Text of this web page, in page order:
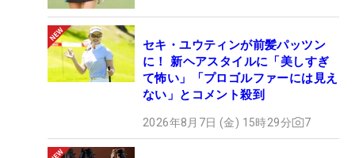
セキ・ユウティンが前髪パッツン
に！ 新ヘアスタイルに「美しすぎ
て怖い」「プロゴルファーには見え
ない」とコメント殺到
2026年8月7日 (金) 15時29分 7